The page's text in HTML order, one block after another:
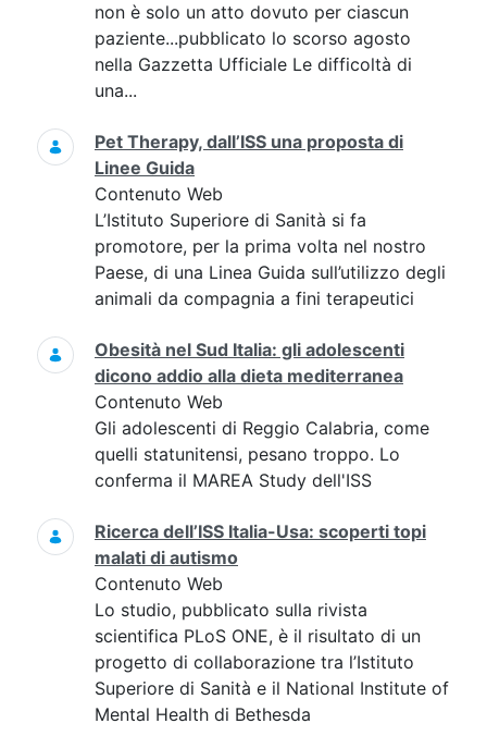
non è solo un atto dovuto per ciascun
paziente...pubblicato lo scorso agosto
nella Gazzetta Ufficiale Le difficoltà di
una...
Pet Therapy, dall’ISS una proposta di
Linee Guida
Contenuto Web
L’Istituto Superiore di Sanità si fa
promotore, per la prima volta nel nostro
Paese, di una Linea Guida sull’utilizzo degli
animali da compagnia a fini terapeutici
Obesità nel Sud Italia: gli adolescenti
dicono addio alla dieta mediterranea
Contenuto Web
Gli adolescenti di Reggio Calabria, come
quelli statunitensi, pesano troppo. Lo
conferma il MAREA Study dell'ISS
Ricerca dell’ISS Italia-Usa: scoperti topi
malati di autismo
Contenuto Web
Lo studio, pubblicato sulla rivista
scientifica PLoS ONE, è il risultato di un
progetto di collaborazione tra l’Istituto
Superiore di Sanità e il National Institute of
Mental Health di Bethesda